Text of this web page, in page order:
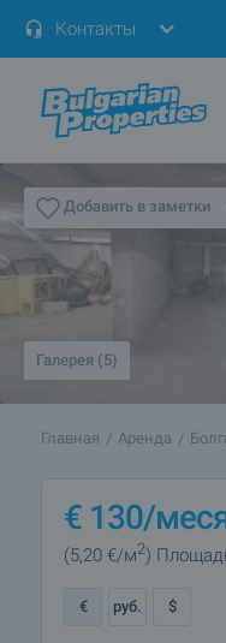
Контакты
Добавить в заметки
Галерея (5)
Главная Аренда
€ 130/
(5,20 €/м2)
€ руб. $